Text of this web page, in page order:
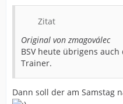
Zitat
Original von zmagoválec
BSV heute übrigens
Trainer.
Dann soll der am Samstag